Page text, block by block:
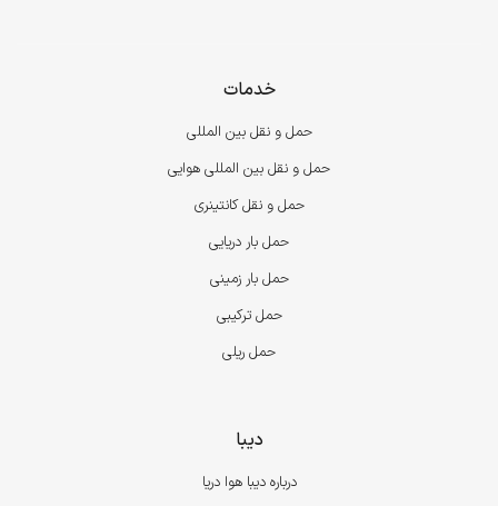
خدمات
حمل و نقل بین المللی
حمل و نقل بین المللی هوایی
حمل و نقل کانتینری
حمل بار دریایی
حمل بار زمینی
حمل ترکیبی
حمل ریلی
دیبا
درباره دیبا هوا دریا